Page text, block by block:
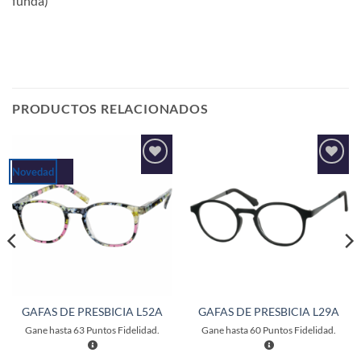
PRODUCTOS RELACIONADOS
Novedad
Añadir
lista de
deseos
GAFAS DE PRESBICIA L52A
Gane hasta63 Puntos Fidelidad.
Añadir
lista de
deseos
GAFAS DE PRESBICIA L29A
Gane hasta60 Puntos Fidelidad.